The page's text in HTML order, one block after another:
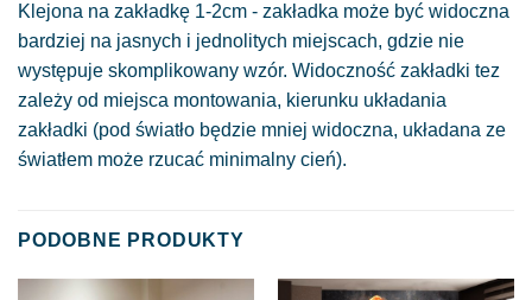
Klejona na zakładkę 1-2cm - zakładka może być widoczna
bardziej na jasnych i jednolitych miejscach, gdzie nie
występuje skomplikowany wzór. Widoczność zakładki tez
zależy od miejsca montowania, kierunku układania
zakładki (pod światło będzie mniej widoczna, układana ze
światłem może rzucać minimalny cień).
PODOBNE PRODUKTY